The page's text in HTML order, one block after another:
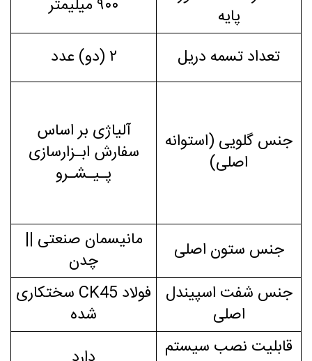
۹۰۰ میلیمتر
پایه
۲ (دو) عدد
تعداد تسمه دریل
آلیاژی بر اساس
سفارش ابـزارسازی
پـیـشـرو
جنس گلویی (استوانه
اصلی)
مانیسمان صنعتی ||
چدن
جنس ستون اصلی
فولاد CK45 سختکاری
شده
جنس شفت اسپیندل
اصلی
قابلیت نصب سیستم